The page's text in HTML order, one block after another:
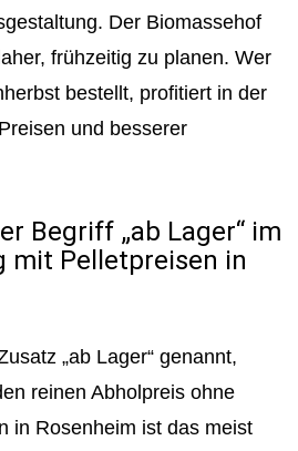
Der Biomassehof
frühzeitig zu planen. Wer
bestellt, profitiert in der
und besserer
Begriff „ab Lager“ im
mit Pelletpreisen in
„ab Lager“ genannt,
reinen Abholpreis ohne
in Rosenheim ist das meist